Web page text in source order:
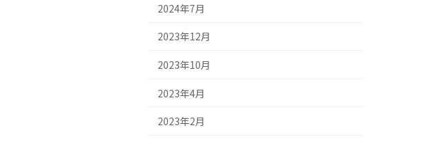
2024年7月
2023年12月
2023年10月
2023年4月
2023年2月